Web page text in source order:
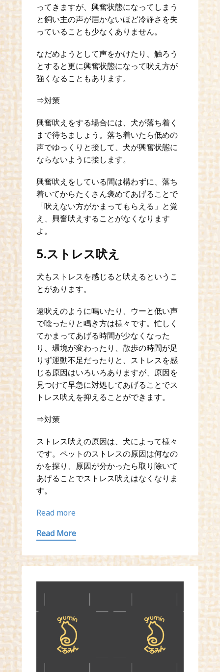
ってきますが、興奮状態になってしまう
と飼い主の声が届かないほど冷静さを失
っていることも少なくありません。
なだめようとして声をかけたり、触ろう
とすると更に興奮状態になって吠え方が
強くなることもあります。
⇒対策
興奮吠えをする場合には、犬が落ち着く
まで待ちましょう。落ち着いたら低めの
声でゆっくりと接して、犬が興奮状態に
ならないように接します。
興奮吠えをしている間は構わずに、落ち
着いてからたくさん褒めてあげることで
「吠えない方がかまってもらえる」と覚
え、興奮吠えすることがなくなります
よ。
5.ストレス吠え
犬もストレスを感じると吠えるというこ
とがあります。
遠吠えのように鳴いたり、ウーと低い声
で唸ったりと鳴き方は様々です。忙しく
てかまってあげる時間が少なくなった
り、環境が変わったり、散歩の時間が足
りず運動不足だったりと、ストレスを感
じる原因はいろいろありますが、原因を
見つけて早急に対処してあげることでス
トレス吠えを抑えることができます。
⇒対策
ストレス吠えの原因は、犬によって様々
です。ペットのストレスの原因は何なの
かを探り、原因が分かったら取り除いて
あげることでストレス吠えはなくなりま
す。
Read more
Read More